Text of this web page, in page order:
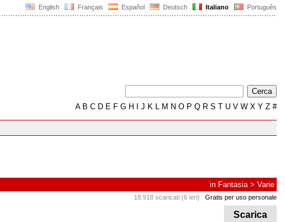
English Français Español Deutsch Italiano Português
AB C D E F G H J K L M N O P Q R S T U V W X Y Z #
in Fantasia> Varie
18.918 scaricati (6 ieri) Gratis per uso personale
Scarica